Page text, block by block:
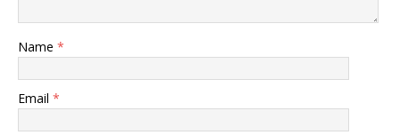
Name *
Email *